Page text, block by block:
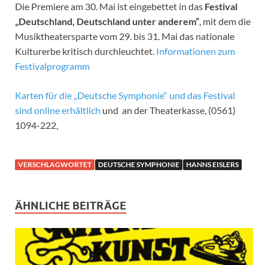
Die Premiere am 30. Mai ist eingebettet in das Festival
„Deutschland, Deutschland unter anderem“, mit dem die
Musiktheatersparte vom 29. bis 31. Mai das nationale
Kulturerbe kritisch durchleuchtet. Informationen zum
Festivalprogramm
Karten für die „Deutsche Symphonie“ und das Festival
sind online erhältlich und an der Theaterkasse, (0561)
1094-222,
VERSCHLAGWORTET DEUTSCHE SYMPHONIE HANNS EISLERS
ÄHNLICHE BEITRÄGE